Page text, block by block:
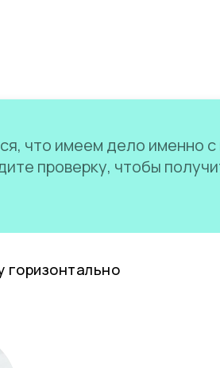
что имеем дело именно с
проверку, чтобы
горизонтально